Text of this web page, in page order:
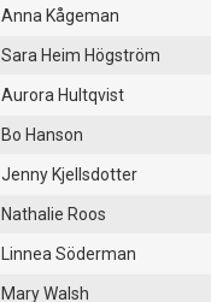
Anna Kågeman
Sara Heim Högström
Aurora Hultqvist
Bo Hanson
Jenny Kjellsdotter
Nathalie Roos
Linnea Söderman
Mary Walsh